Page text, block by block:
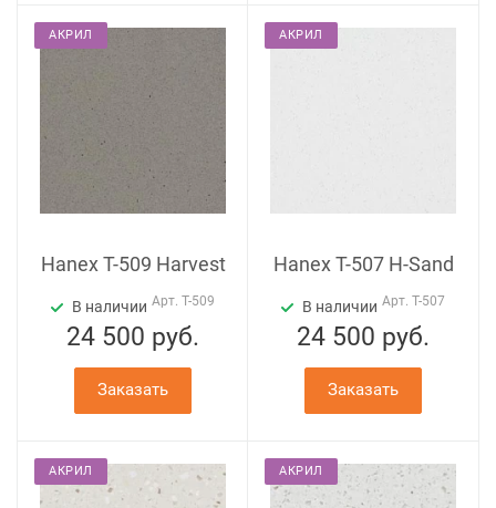
АКРИЛ
Hanex T-509 Harvest
В наличии Арт. T-509
24 500 руб.
Заказать
АКРИЛ
Hanex T-507 H-Sand
В наличии Арт. T-507
24 500 руб.
Заказать
АКРИЛ АКРИЛ